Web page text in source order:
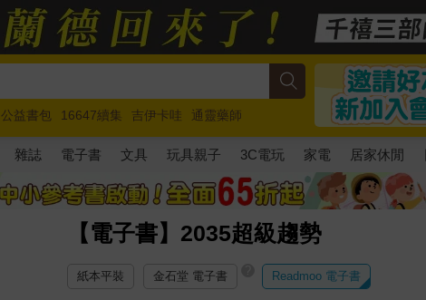
公益書包 16647續集 吉伊卡哇
通靈藥師
馬斯克 玩具總動員5 超慢跑
雜誌 電子書 文具 玩具親子 3C電玩 家電 居家休閒
【電子書】2035超級趨勢
紙本平裝 金石堂 電子書 Readmoo 電子書